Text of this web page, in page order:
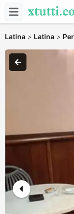
Latina > Latina >